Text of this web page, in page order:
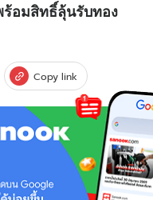
ร้อมสิทธิ์ลุ้นรับทอง
Copy link